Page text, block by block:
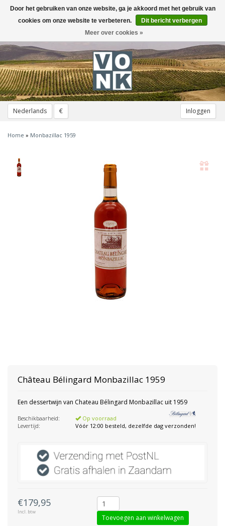
Nederlands € Inloggen
Toggle
navigation
Home » Monbazillac 1959
Château Bélingard Monbazillac 1959
Een dessertwijn van Chateau Bélingard Monbazillac uit 1959
Beschikbaarheid:
Op voorraad
Levertijd:
Vóór 12:00 besteld, dezelfde dag verzonden!
€179,95
Incl. btw
Toevoegen aan winkelwagen
Door het gebruiken van onze website, ga je akkoord met het gebruik van
cookies om onze website te verbeteren.
Dit bericht verbergen
Meer over cookies »